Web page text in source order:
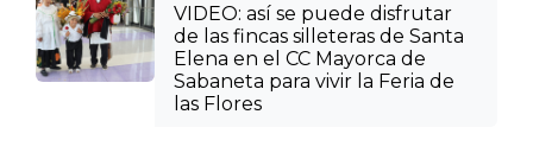
VIDEO: así se puede disfrutar
de las fincas silleteras de Santa
Elena en el CC Mayorca de
Sabaneta para vivir la Feria de
las Flores